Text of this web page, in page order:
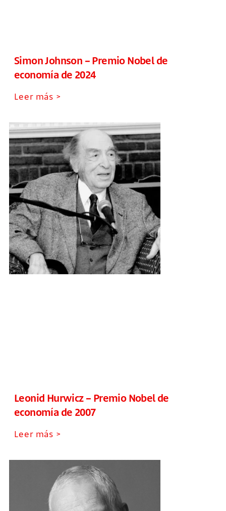
Simon Johnson – Premio Nobel de
economía de 2024
Leer más >
Leonid Hurwicz – Premio Nobel de
economía de 2007
Leer más >